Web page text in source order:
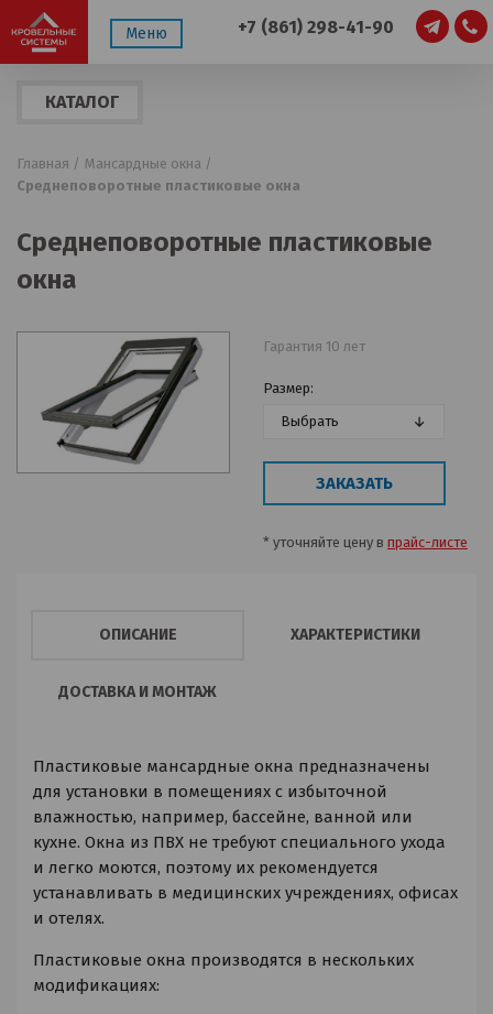
Меню +7 (861) 298-41-90
КАТАЛОГ
Главная / Мансардные окна /
Среднеповоротные пластиковые окна
Среднеповоротные пластиковые
окна
Гарантия 10 лет
Размер:
Выбрать
ЗАКАЗАТЬ
* уточняйте цену в прайс-листе
ОПИСАНИЕ ХАРАКТЕРИСТИКИ
ДОСТАВКА И МОНТАЖ
Пластиковые мансардные окна предназначены
для установки в помещениях с избыточной
влажностью, например, бассейне, ванной или
кухне. Окна из ПВХ не требуют специального ухода
и легко моются, поэтому их рекомендуется
устанавливать в медицинских учреждениях, офисах
и отелях.
Пластиковые окна производятся в нескольких
модификациях: